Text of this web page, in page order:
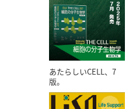
あたらしいCELL、7
版。